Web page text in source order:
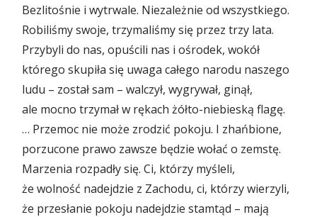
Bezlitośnie i wytrwale. Niezależnie od wszystkiego.
Robiliśmy swoje, trzymaliśmy się przez trzy lata.
Przybyli do nas, opuścili nas i ośrodek, wokół
którego skupiła się uwaga całego narodu naszego
ludu – został sam – walczył, wygrywał, ginął,
ale mocno trzymał w rękach żółto-niebieską flagę.
… Przemoc nie może zrodzić pokoju. I zhańbione,
porzucone prawo zawsze będzie wołać o zemstę.
Marzenia rozpadły się. Ci, którzy myśleli,
że wolność nadejdzie z Zachodu, ci, którzy wierzyli,
że przesłanie pokoju nadejdzie stamtąd – mają